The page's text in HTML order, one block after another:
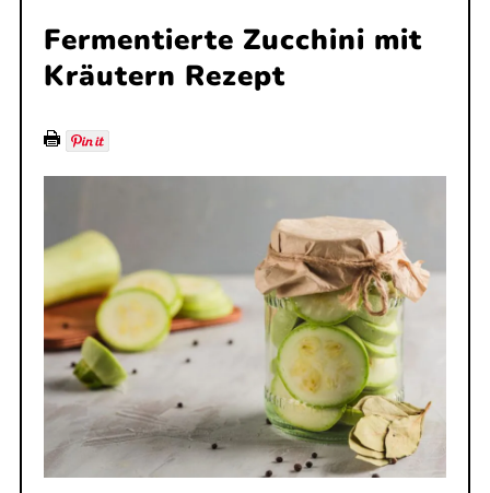
Fermentierte Zucchini mit
Kräutern Rezept